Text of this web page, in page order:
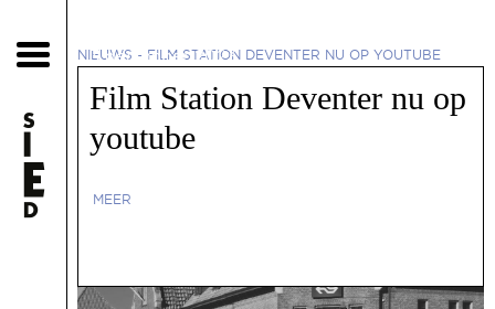
NIEUWS - FILM STATION DEVENTER NU OP YOUTUBE
3 december 2023
Film Station Deventer nu op
youtube
MEER